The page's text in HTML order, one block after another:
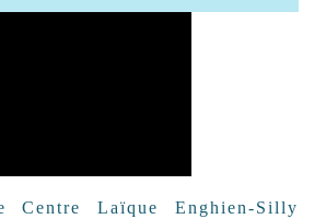
Centre Laïque Enghien-Silly